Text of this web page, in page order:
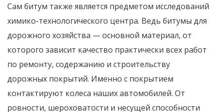
Сам битум также является предметом исследований
химико-технологического центра. Ведь битумы для
дорожного хозяйства — основной материал, от
которого зависит качество практически всех работ
по ремонту, содержанию и строительству
дорожных покрытий. Именно с покрытием
контактируют колеса наших автомобилей. От
ровности, шероховатости и несущей способности